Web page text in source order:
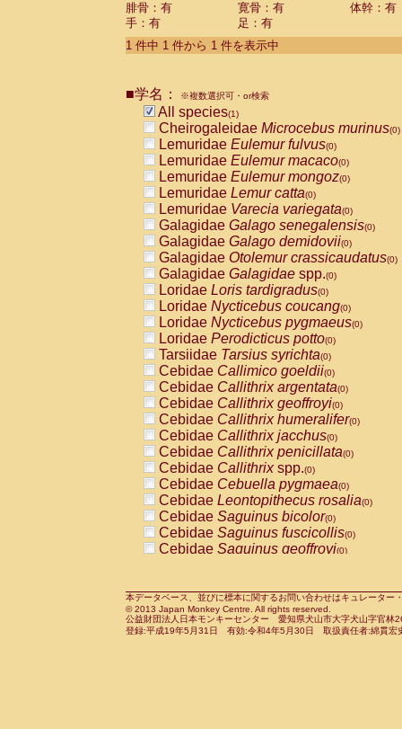
Cebidae Saguinusspp.
Cebidae Aotus trivirgatus
Cebidae Cebus albifrons
CebidaeCebus nigrivittatus
CebidaeCebus
CebidaeSaimiri boliviensis(0)
CebidaeSaimiri sciureus(0)
AtelidaeAlouatta caraya(0)
AtelidaeAlouatta fusca(0)
AtelidaeAlouatta seniculus
AtelidaeAlouattaspp.(0)
AtelidaeAteles belzebuth(0)
AtelidaeAteles geoffroyi(0)
AtelidaeAteles paniscus(0)
AtelidaeAtelesspp.(0)
Atelidae Lagothrix lagothricha
AtelidaeLagothrix lagothricha cana
PitheciidaeCacajao calvus
PitheciidaeCallicebus cupreus
PitheciidaeCallicebus donacophilus
PitheciidaeCallicebus moloch
PitheciidaeCallicebus torquatus
PitheciidaeCallicebusspp.(0)
PitheciidaeChiropotes satanas(0)
PitheciidaePithecia monachus
PitheciidaePithecia pithecia(0)
CercopithecidaeCercocebus agilis
CercopithecidaeCercocebus
CercopithecidaeCercocebus
CercopithecidaeCercocebus
CercopithecidaeCercocebus
CercopithecidaeCercocebushybrid
CercopithecidaePapio anubis(0)
CercopithecidaePapio cynocephalus
CercopithecidaePapio hamadryas(0)
腓骨：有
寛骨：有
体幹：有
手：有
足：有
1 件中 1 件から 1 件を表示中
■学名： ※複数選択可・or検索
All species(1)
Cheirogaleidae Microcebus murinus(0)
Lemuridae Eulemur fulvus(0)
Lemuridae Eulemur macaco(0)
Lemuridae Eulemur mongoz(0)
Lemuridae Lemur catta(0)
Lemuridae Varecia variegata(0)
Galagidae Galago senegalensis(0)
Galagidae Galago demidovii(0)
Galagidae Otolemur crassicaudatus(0)
Galagidae Galagidae spp.(0)
Loridae Loris tardigradus(0)
Loridae Nycticebus coucang(0)
Loridae Nycticebus pygmaeus(0)
Loridae Perodicticus potto(0)
Tarsiidae Tarsius syrichta(0)
Cebidae Callimico goeldii(0)
Cebidae Callithrix argentata(0)
Cebidae Callithrix geoffroyi(0)
Cebidae Callithrix humeralifer(0)
Cebidae Callithrix jacchus(0)
Cebidae Callithrix penicillata(0)
Cebidae Callithrixspp.(0)
Cebidae Cebuella pygmaea(0)
Cebidae Leontopithecus rosalia(0)
Cebidae Saguinus bicolor(0)
Cebidae Saguinus fuscicollis(0)
Cebidae Saguinus geoffroyi(0)
CebidaeSaguinus leucopus(0)
CebidaeSaguinus midas(0)
Cebidae Saguinus mystax(0)
本データベース、並びに標本に関するお問い合わせはキュレータ
© 2013 Japan Monkey Centre. All rights reserved.
公益財団法人日本モンキーセンター 愛知県犬山市大字犬山字官
登録:平成19年5月31日 有効:令和4年5月30日 取扱責任者:綿貫宏